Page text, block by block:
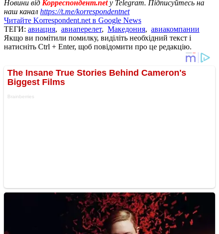
Новини від Корреспондент.netу Telegram. Підписуйтесь на
наш канал https://t.me/korrespondentnet
Читайте Korrespondent.net в Google News
ТЕГИ: авиация, авиаперелет, Македония, авиакомпании
Якщо ви помітили помилку, виділіть необхідний текст і
натисніть Ctrl + Enter, щоб повідомити про це редакцію.